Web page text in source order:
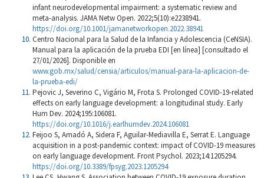
infant neurodevelopmental impairment: a systematic review and
meta-analysis. JAMA Netw Open. 2022;5(10):e2238941.
https://doi.org/10.1001/jamanetworkopen.2022.38941
Centro Nacional para la Salud de la Infancia y Adolescencia (CeNSIA).
Manual para la aplicación de la prueba EDI [en línea] [consultado el
27/01/2026]. Disponible en
www.gob.mx/salud/censia/articulos/manual-para-la-aplicacion-de-
la-prueba-edi/
Pejovic J, Severino C, Vigário M, Frota S. Prolonged COVID-19-related
effects on early language development: a longitudinal study. Early
Hum Dev. 2024;195:106081.
https://doi.org/10.1016/j.earlhumdev.2024.106081
Feijoo S, Amadó A, Sidera F, Aguilar-Mediavilla E, Serrat E. Language
acquisition in a post-pandemic context: impact of COVID-19 measures
on early language development. Front Psychol. 2023;14:1205294.
https://doi.org/10.3389/fpsyg.2023.1205294